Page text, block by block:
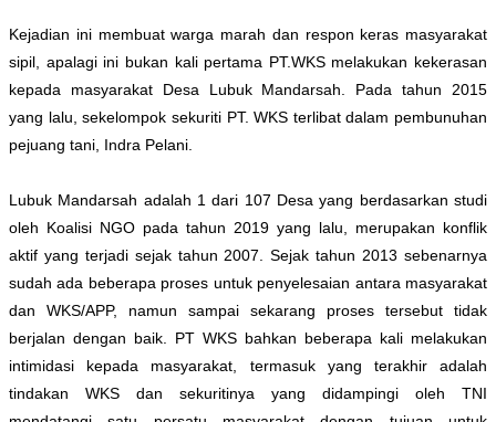
Kejadian ini membuat warga marah dan respon keras masyarakat
sipil, apalagi ini bukan kali pertama PT.WKS melakukan kekerasan
kepada masyarakat Desa Lubuk Mandarsah. Pada tahun 2015
yang lalu, sekelompok sekuriti PT. WKS terlibat dalam pembunuhan
pejuang tani, Indra Pelani.
Lubuk Mandarsah adalah 1 dari 107 Desa yang berdasarkan studi
oleh Koalisi NGO pada tahun 2019 yang lalu, merupakan konflik
aktif yang terjadi sejak tahun 2007. Sejak tahun 2013 sebenarnya
sudah ada beberapa proses untuk penyelesaian antara masyarakat
dan WKS/APP, namun sampai sekarang proses tersebut tidak
berjalan dengan baik. PT WKS bahkan beberapa kali melakukan
intimidasi kepada masyarakat, termasuk yang terakhir adalah
tindakan WKS dan sekuritinya yang didampingi oleh TNI